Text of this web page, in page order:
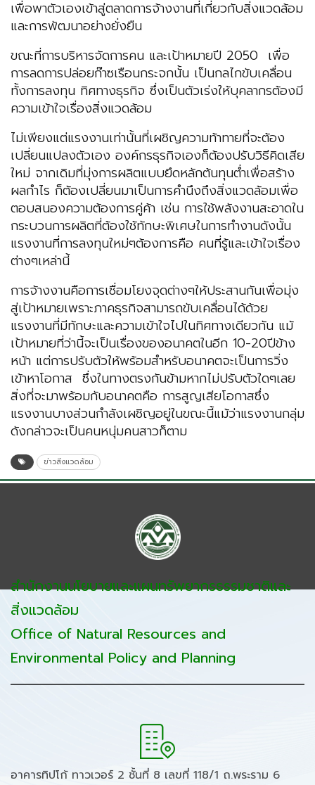
เพื่อพาตัวเองเข้าสู่ตลาดการจ้างงานที่เกี่ยวกับสิ่งแวดล้อม
และการพัฒนาอย่างยั่งยืน
ขณะที่การบริหารจัดการคน และเป้าหมายปี 2050 เพื่อ
การลดการปล่อยก๊าซเรือนกระจกนั้น เป็นกลไกขับเคลื่อน
ทั้งการลงทุน ทิศทางธุรกิจ ซึ่งเป็นตัวเร่งให้บุคลากรต้องมี
ความเข้าใจเรื่องสิ่งแวดล้อม
ไม่เพียงแต่แรงงานเท่านั้นที่เผชิญความท้าทายที่จะต้อง
เปลี่ยนแปลงตัวเอง องค์กรธุรกิจเองก็ต้องปรับวิธีคิดเสีย
ใหม่ จากเดิมที่มุ่งการผลิตแบบยึดหลักต้นทุนต่ำเพื่อสร้าง
ผลกำไร ก็ต้องเปลี่ยนมาเป็นการคำนึงถึงสิ่งแวดล้อมเพื่อ
ตอบสนองความต้องการคู่ค้า เช่น การใช้พลังงานสะอาดใน
กระบวนการผลิตที่ต้องใช้ทักษะพิเศษในการทำงานดังนั้น
แรงงานที่การลงทุนใหม่ๆต้องการคือ คนที่รู้และเข้าใจเรื่อง
ต่างๆเหล่านี้
การจ้างงานคือการเชื่อมโยงจุดต่างๆให้ประสานกันเพื่อมุ่ง
สู่เป้าหมายเพราะภาคธุรกิจสามารถขับเคลื่อนได้ด้วย
แรงงานที่มีทักษะและความเข้าใจไปในทิศทางเดียวกัน แม้
เป้าหมายที่ว่านี้จะเป็นเรื่องของอนาคตในอีก 10-20ปีข้าง
หน้า แต่การปรับตัวให้พร้อมสำหรับอนาคตจะเป็นการวิ่ง
เข้าหาโอกาส ซึ่งในทางตรงกันข้ามหากไม่ปรับตัวใดๆเลย
สิ่งที่จะมาพร้อมกับอนาคตคือ การสูญเสียโอกาสซึ่ง
แรงงานบางส่วนกำลังเผชิญอยู่ในขณะนี้แม้ว่าแรงงานกลุ่ม
ดังกล่าวจะเป็นคนหนุ่มคนสาวก็ตาม
ข่าวสิ่งแวดล้อม
สำนักงานนโยบายและแผนทรัพยากรธรรมชาติและ
สิ่งแวดล้อม
Office of Natural Resources and
Environmental Policy and Planning
อาคารทิปโก้ ทาวเวอร์ 2 ชั้นที่ 8 เลขที่ 118/1 ถ.พระราม 6